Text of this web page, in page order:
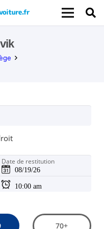
Date de restitution
70+